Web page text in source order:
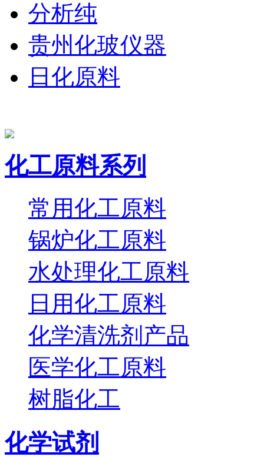
分析纯
贵州化玻仪器
日化原料
化工原料系列
常用化工原料
锅炉化工原料
水处理化工原料
日用化工原料
化学清洗剂产品
医学化工原料
树脂化工
化学试剂